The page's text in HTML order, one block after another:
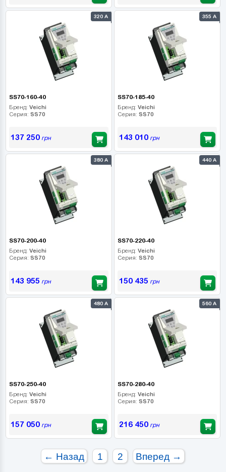
320 А
SS70-160-40
Бренд: Veichi
Серия: SS70
137 250грн
355 А
SS70-185-40
Бренд: Veichi
Серия: SS70
143 010грн
380 А
SS70-200-40
Бренд: Veichi
Серия: SS70
143 955 грн
440 А
SS70-220-40
Бренд: Veichi
Серия: SS70
150 435 грн
480 А
SS70-250-40
Бренд: Veichi
Серия: SS70
157 050грн
560 А
SS70-280-40
Бренд: Veichi
Серия: SS70
216 450грн
← Назад 1 2 Вперед →